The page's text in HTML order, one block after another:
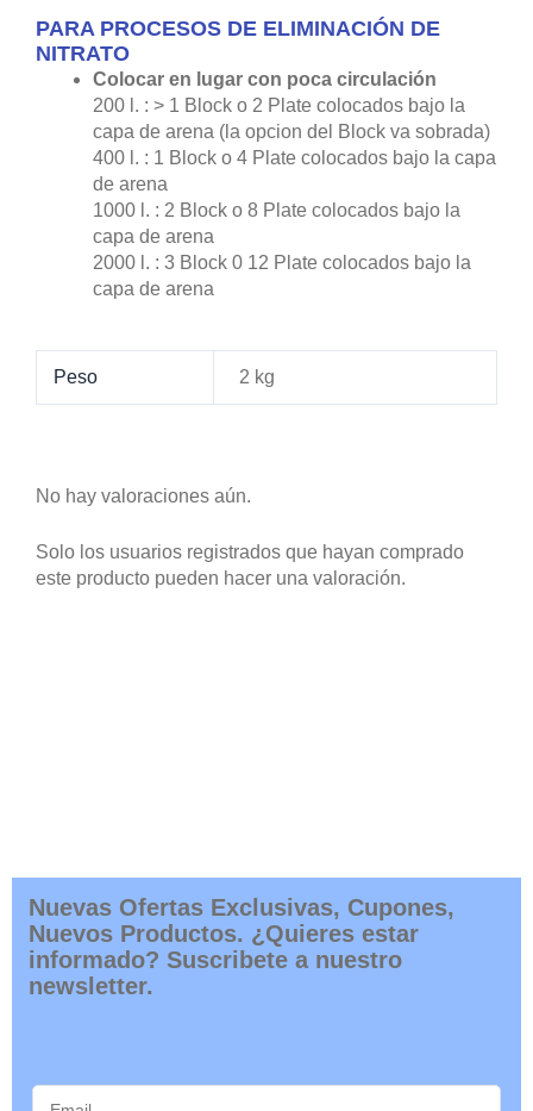
PARA PROCESOS DE ELIMINACIÓN DE
NITRATO
Colocar en lugar con poca circulación
200 l. : > 1 Block o 2 Plate colocados bajo la
capa de arena (la opcion del Block va sobrada)
400 l. : 1 Block o 4 Plate colocados bajo la capa
de arena
1000 l. : 2 Block o 8 Plate colocados bajo la
capa de arena
2000 l. : 3 Block 0 12 Plate colocados bajo la
capa de arena
Peso 2 kg
No hay valoraciones aún.
Solo los usuarios registrados que hayan comprado
este producto pueden hacer una valoración.
Nuevas Ofertas Exclusivas, Cupones,
Nuevos Productos. ¿Quieres estar
informado? Suscribete a nuestro
newsletter.